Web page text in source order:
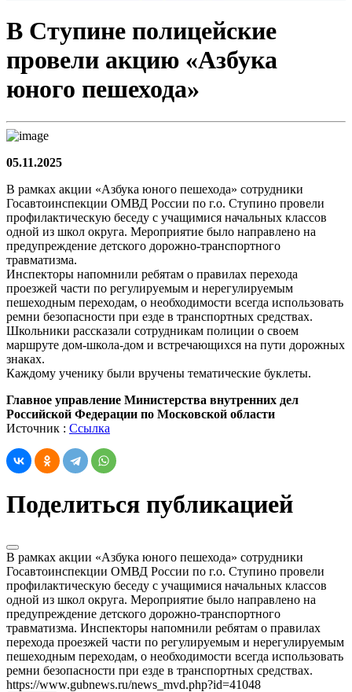
В Ступине полицейские
провели акцию «Азбука
юного пешехода»
05.11.2025
В рамках акции «Азбука юного пешехода» сотрудники
Госавтоинспекции ОМВД России по г.о. Ступино провели
профилактическую беседу с учащимися начальных классов
одной из школ округа. Мероприятие было направлено на
предупреждение детского дорожно-транспортного
травматизма.
Инспекторы напомнили ребятам о правилах перехода
проезжей части по регулируемым и нерегулируемым
пешеходным переходам, о необходимости всегда использовать
ремни безопасности при езде в транспортных средствах.
Школьники рассказали сотрудникам полиции о своем
маршруте дом-школа-дом и встречающихся на пути дорожных
знаках.
Каждому ученику были вручены тематические буклеты.
Главное управление Министерства внутренних дел
Российской Федерации по Московской области
Источник : Ссылка
Поделиться публикацией
В рамках акции «Азбука юного пешехода» сотрудники
Госавтоинспекции ОМВД России по г.о. Ступино провели
профилактическую беседу с учащимися начальных классов
одной из школ округа. Мероприятие было направлено на
предупреждение детского дорожно-транспортного
травматизма. Инспекторы напомнили ребятам о правилах
перехода проезжей части по регулируемым и нерегулируемым
пешеходным переходам, о необходимости всегда использовать
ремни безопасности при езде в транспортных средствах.
https://www.gubnews.ru/news_mvd.php?id=41048